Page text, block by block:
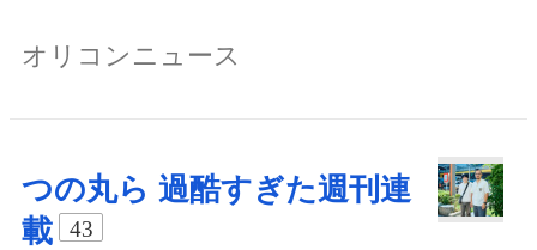
オリコンニュース
つの丸ら 過酷すぎた週刊連
載
43